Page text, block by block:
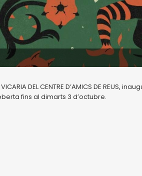
VICARIA DEL CENTRE D’AMICS DE REUS,
fins al dimarts 3 d’octubre.